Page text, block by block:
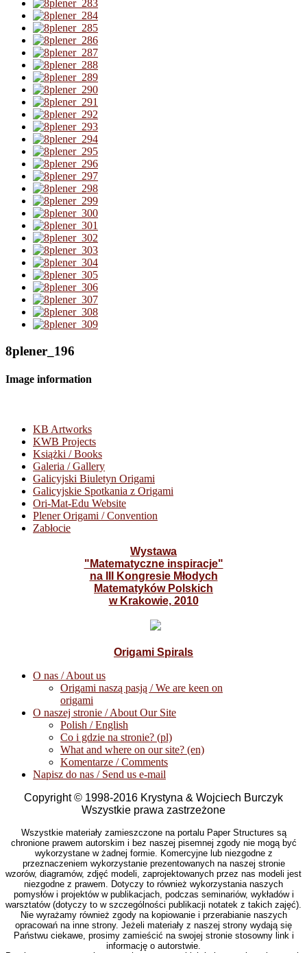
8plener_196
Image information
KB Artworks
KWB Projects
Książki / Books
Galeria / Gallery
Galicyjski Biuletyn Origami
Galicyjskie Spotkania z Origami
Ori-Mat-Edu Website
Plener Origami / Convention
Zabłocie
Wystawa
"Matematyczne inspiracje"
na III Kongresie Młodych
Matematyków Polskich
w Krakowie, 2010
Origami Spirals
O nas / About us
Origami naszą pasją / We are keen on
origami
O naszej stronie / About Our Site
Polish / English
Co i gdzie na stronie? (pl)
What and where on our site? (en)
Komentarze / Comments
Napisz do nas / Send us e-mail
Copyright © 1998-2016 Krystyna & Wojciech Burczyk
Wszystkie prawa zastrzeżone
Wszystkie materiały zamieszczone na portalu Paper Structures są
chronione prawem autorskim i bez naszej pisemnej zgody nie mogą być
wykorzystane w żadnej formie. Komercyjne lub niezgodne z
przeznaczeniem wykorzystanie prezentowanych na naszej stronie
wzorów, diagramów, zdjęć modeli, zaprojektowanych przez nas modeli jest
niezgodne z prawem. Dotyczy to również wykorzystania naszych
pomysłów i projektów w publikacjach, podczas seminariów, wykładów i
warsztatów (dotyczy to w szczególności publikacji notatek z takich zajęć).
Nie wyrażamy również zgody na kopiowanie i przerabianie naszych
opracowań na inne strony. Jeżeli materiały z naszej strony wydają się
Państwu ciekawe, prosimy zamieścić na swojej stronie stosowny link i
informację o autorstwie.